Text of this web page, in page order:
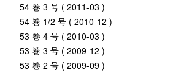
54 巻 3 号 ( 2011-03 )
54 巻 1/2 号 ( 2010-12 )
53 巻 4 号 ( 2010-03 )
53 巻 3 号 ( 2009-12 )
53 巻 2 号 ( 2009-09 )